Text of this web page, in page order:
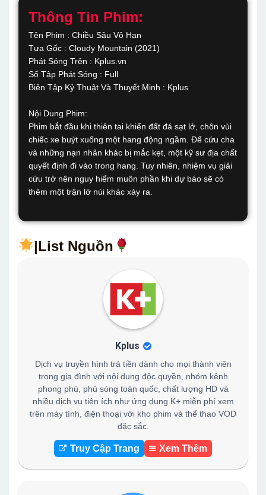
Thông Tin Phim:
Tên Phim : Chiều Sâu Vô Hạn
Tựa Gốc : Cloudy Mountain (2021)
Phát Sóng Trên : Kplus.vn
Số Tập Phát Sóng : Full
Biên Tập Kỷ Thuật Và Thuyết Minh : Kplus
Nội Dung Phim:
Phim bắt đầu khi thiên tai khiến đất đá sạt lở, chôn vùi
chiếc xe buýt xuống một hang động ngầm. Để cứu cha
và những nạn nhân khác bị mắc kẹt, một kỹ sư địa chất
quyết định đi vào trong hang. Tuy nhiên, nhiệm vụ giải
cứu trở nên nguy hiểm muôn phần khi dự báo sẽ có
thêm một trận lở núi khác xảy ra.
|List Nguồn
Kplus
Dịch vụ truyền hình trả tiền dành cho mọi thành viên
trong gia đình với nội dung độc quyền, nhóm kênh
phong phú, phủ sóng toàn quốc, chất lượng HD và
nhiều dịch vụ tiện ích như ứng dụng K+ miễn phí xem
trên máy tính, điện thoại với kho phim và thể thao VOD
đặc sắc.
Truy Cập Trang Xem Thêm